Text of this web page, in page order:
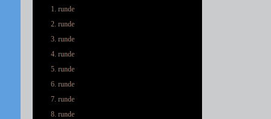
1. runde
2. runde
3. runde
4. runde
5. runde
6. runde
7. runde
8. runde